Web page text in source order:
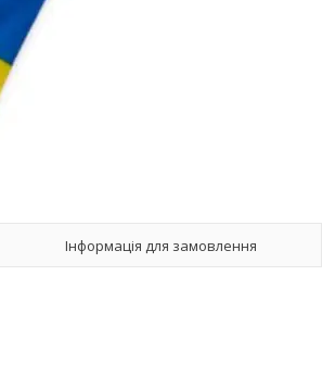
Інформація для замовлення